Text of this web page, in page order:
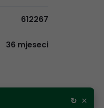
612267
36 mjeseci
↻ ×